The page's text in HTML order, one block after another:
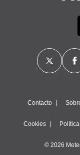
Contacto
Cookies
© 2026